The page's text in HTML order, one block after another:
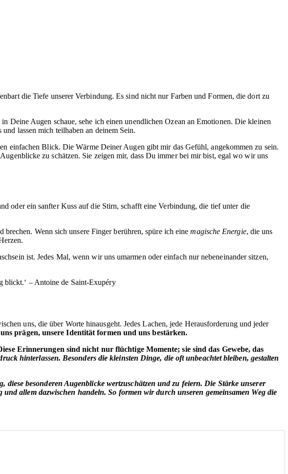
die Tiefe unserer Verbindung. Es sind nicht nur Farben und Formen, die dort zu
Deine Augen schaue, sehe ich einen unendlichen Ozean an Emotionen. Die kleinen
lassen mich teilhaben an deinem Sein.
einfachen Blick. Die Wärme Deiner Augen gibt mir das Gefühl, angekommen zu sein.
zu schätzen. Sie zeigen mir, dass Du immer bei mir bist, egal wo wir uns
oder ein sanfter Kuss auf die Stirn, schafft eine Verbindung, die tief unter die
Wenn sich unsere Finger berühren, spüre ich einemagische Energie, die uns
ist. Jedes Mal, wenn wir uns umarmen oder einfach nur nebeneinander sitzen,
blickt.‘ – Antoine de Saint-Exupéry
uns, die über Worte hinausgeht. Jedes Lachen, jede Herausforderung und jeder
prägen, unsere Identität formen und uns bestärken.
Erinnerungen sind nicht nur flüchtige Momente; sie sind das Gewebe, das
hinterlassen. Besonders die kleinsten Dinge, die oft unbeachtet bleiben, gestalten
besonderen Augenblicke wertzuschätzen und zu feiern. Die Stärke unserer
allem dazwischen handeln. So formen wir durch unseren gemeinsamen Weg die